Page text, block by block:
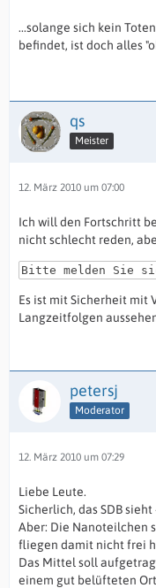
...solange sich kein
befindet, ist doch alles
qs
Meister
12. März 2010 um 07:00
Ich will den Fortschritt
nicht schlecht reden,
Bitte melden Sie
Es ist mit Sicherheit mit
Langzeitfolgen
petersj
Moderator
12. März 2010 um 07:29
Liebe Leute.
Sicherlich, das SDB
Aber: Die Nanoteilchen
fliegen damit nicht frei
Das Mittel soll
einem gut belüfteten